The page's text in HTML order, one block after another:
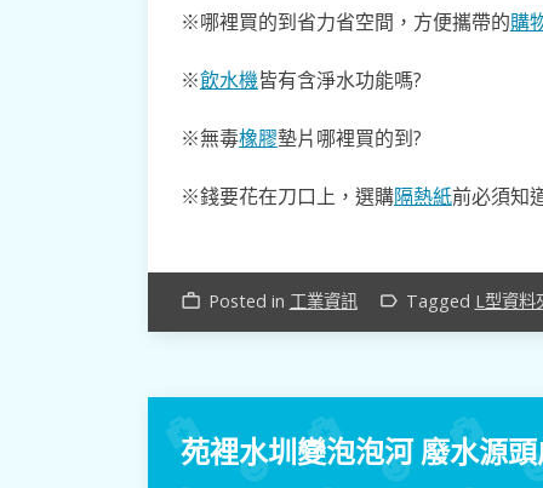
※哪裡買的到省力省空間，方便攜帶的購
※飲水機皆有含淨水功能嗎?
※無毒橡膠墊片哪裡買的到?
※錢要花在刀口上，選購隔熱紙前必須知
work_outline Posted in 工業資訊 label_outline Tagged L型資料
苑裡水圳變泡泡河 廢水源